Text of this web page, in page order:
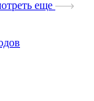
еще